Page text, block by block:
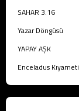
SAHAR 3.16
Yazar Döngüsü
YAPAY AŞK
Enceladus Kıyameti